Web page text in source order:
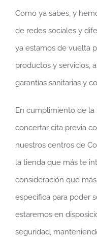
Como ya sabes, y
de redes sociales y
ya estamos de vuelta
productos y servicios,
garantías sanitarias y
En cumplimiento de la
concertar cita previa
nuestros centros de
la tienda que más te
consideración que
específica para poder
estaremos en
seguridad,